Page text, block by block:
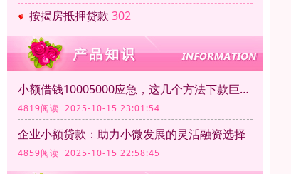
按揭房抵押贷款 302
小额借钱10005000应急，这几个方法下款巨方便！
4819阅读 2025-10-15 23:01:54
企业小额贷款：助力小微发展的灵活融资选择
4859阅读 2025-10-15 22:58:45